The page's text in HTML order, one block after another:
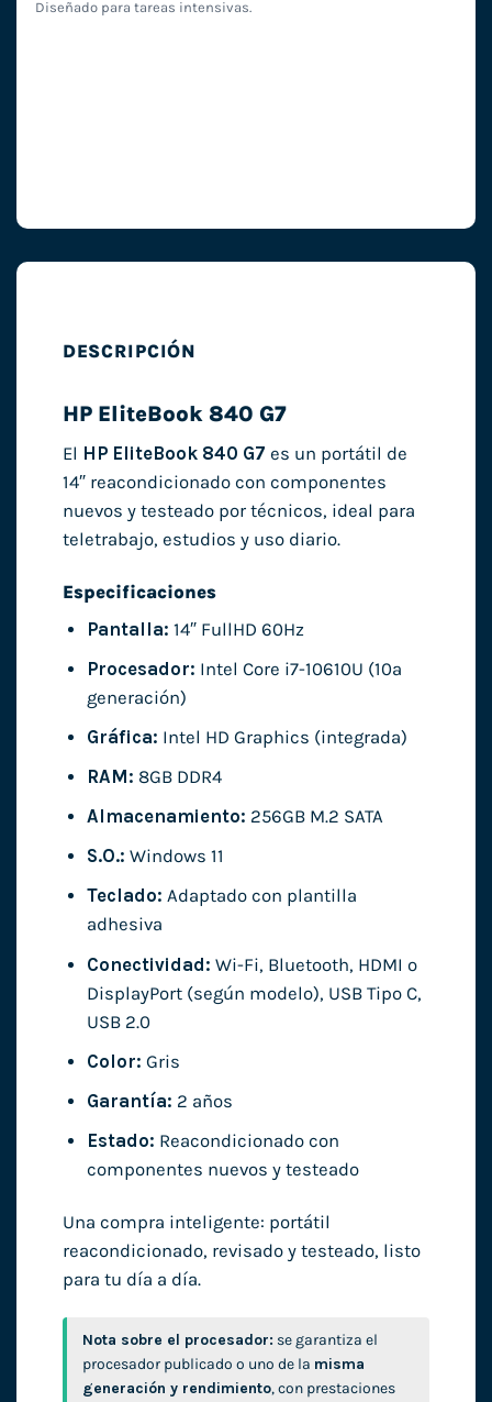
Diseñado para tareas intensivas.
DESCRIPCIÓN
HP EliteBook 840 G7
El HP EliteBook 840 G7 es un portátil de
14″ reacondicionado con componentes
nuevos y testeado por técnicos, ideal para
teletrabajo, estudios y uso diario.
Especificaciones
Pantalla: 14″ FullHD 60Hz
Procesador: Intel Core i7-10610U (10ª
generación)
Gráfica: Intel HD Graphics (integrada)
RAM: 8GB DDR4
Almacenamiento: 256GB M.2 SATA
S.O.: Windows 11
Teclado: Adaptado con plantilla
adhesiva
Conectividad: Wi-Fi, Bluetooth, HDMI o
DisplayPort (según modelo), USB Tipo C,
USB 2.0
Color: Gris
Garantía: 2 años
Estado: Reacondicionado con
componentes nuevos y testeado
Una compra inteligente: portátil
reacondicionado, revisado y testeado, listo
para tu día a día.
Nota sobre el procesador: se garantiza el
procesador publicado o uno de la misma
generación y rendimiento, con prestaciones